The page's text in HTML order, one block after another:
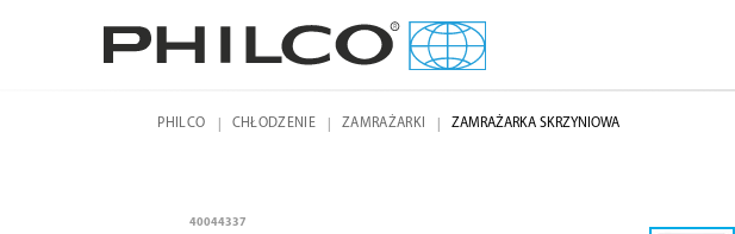
PHILCO CHŁODZENIE ZAMRAŻARKI ZAMRAŻARKA SKRZYNIOWA
40044337